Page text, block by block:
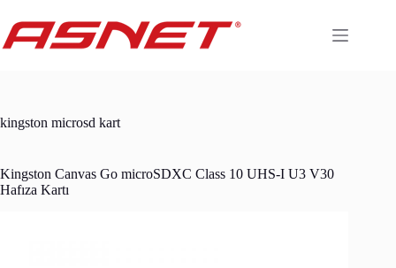
content
kingston microsd kart
Kingston Canvas Go microSDXC Class 10 UHS-I U3 V30
Hafıza Kartı